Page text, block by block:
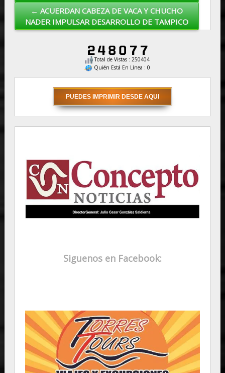
← ACUERDAN CABEZA DE VACA Y CHUCHO
NADER IMPULSAR DESARROLLO DE TAMPICO
Total de Vistas : 250404
Quién Está En Línea : 0
Siguenos en Facebook: